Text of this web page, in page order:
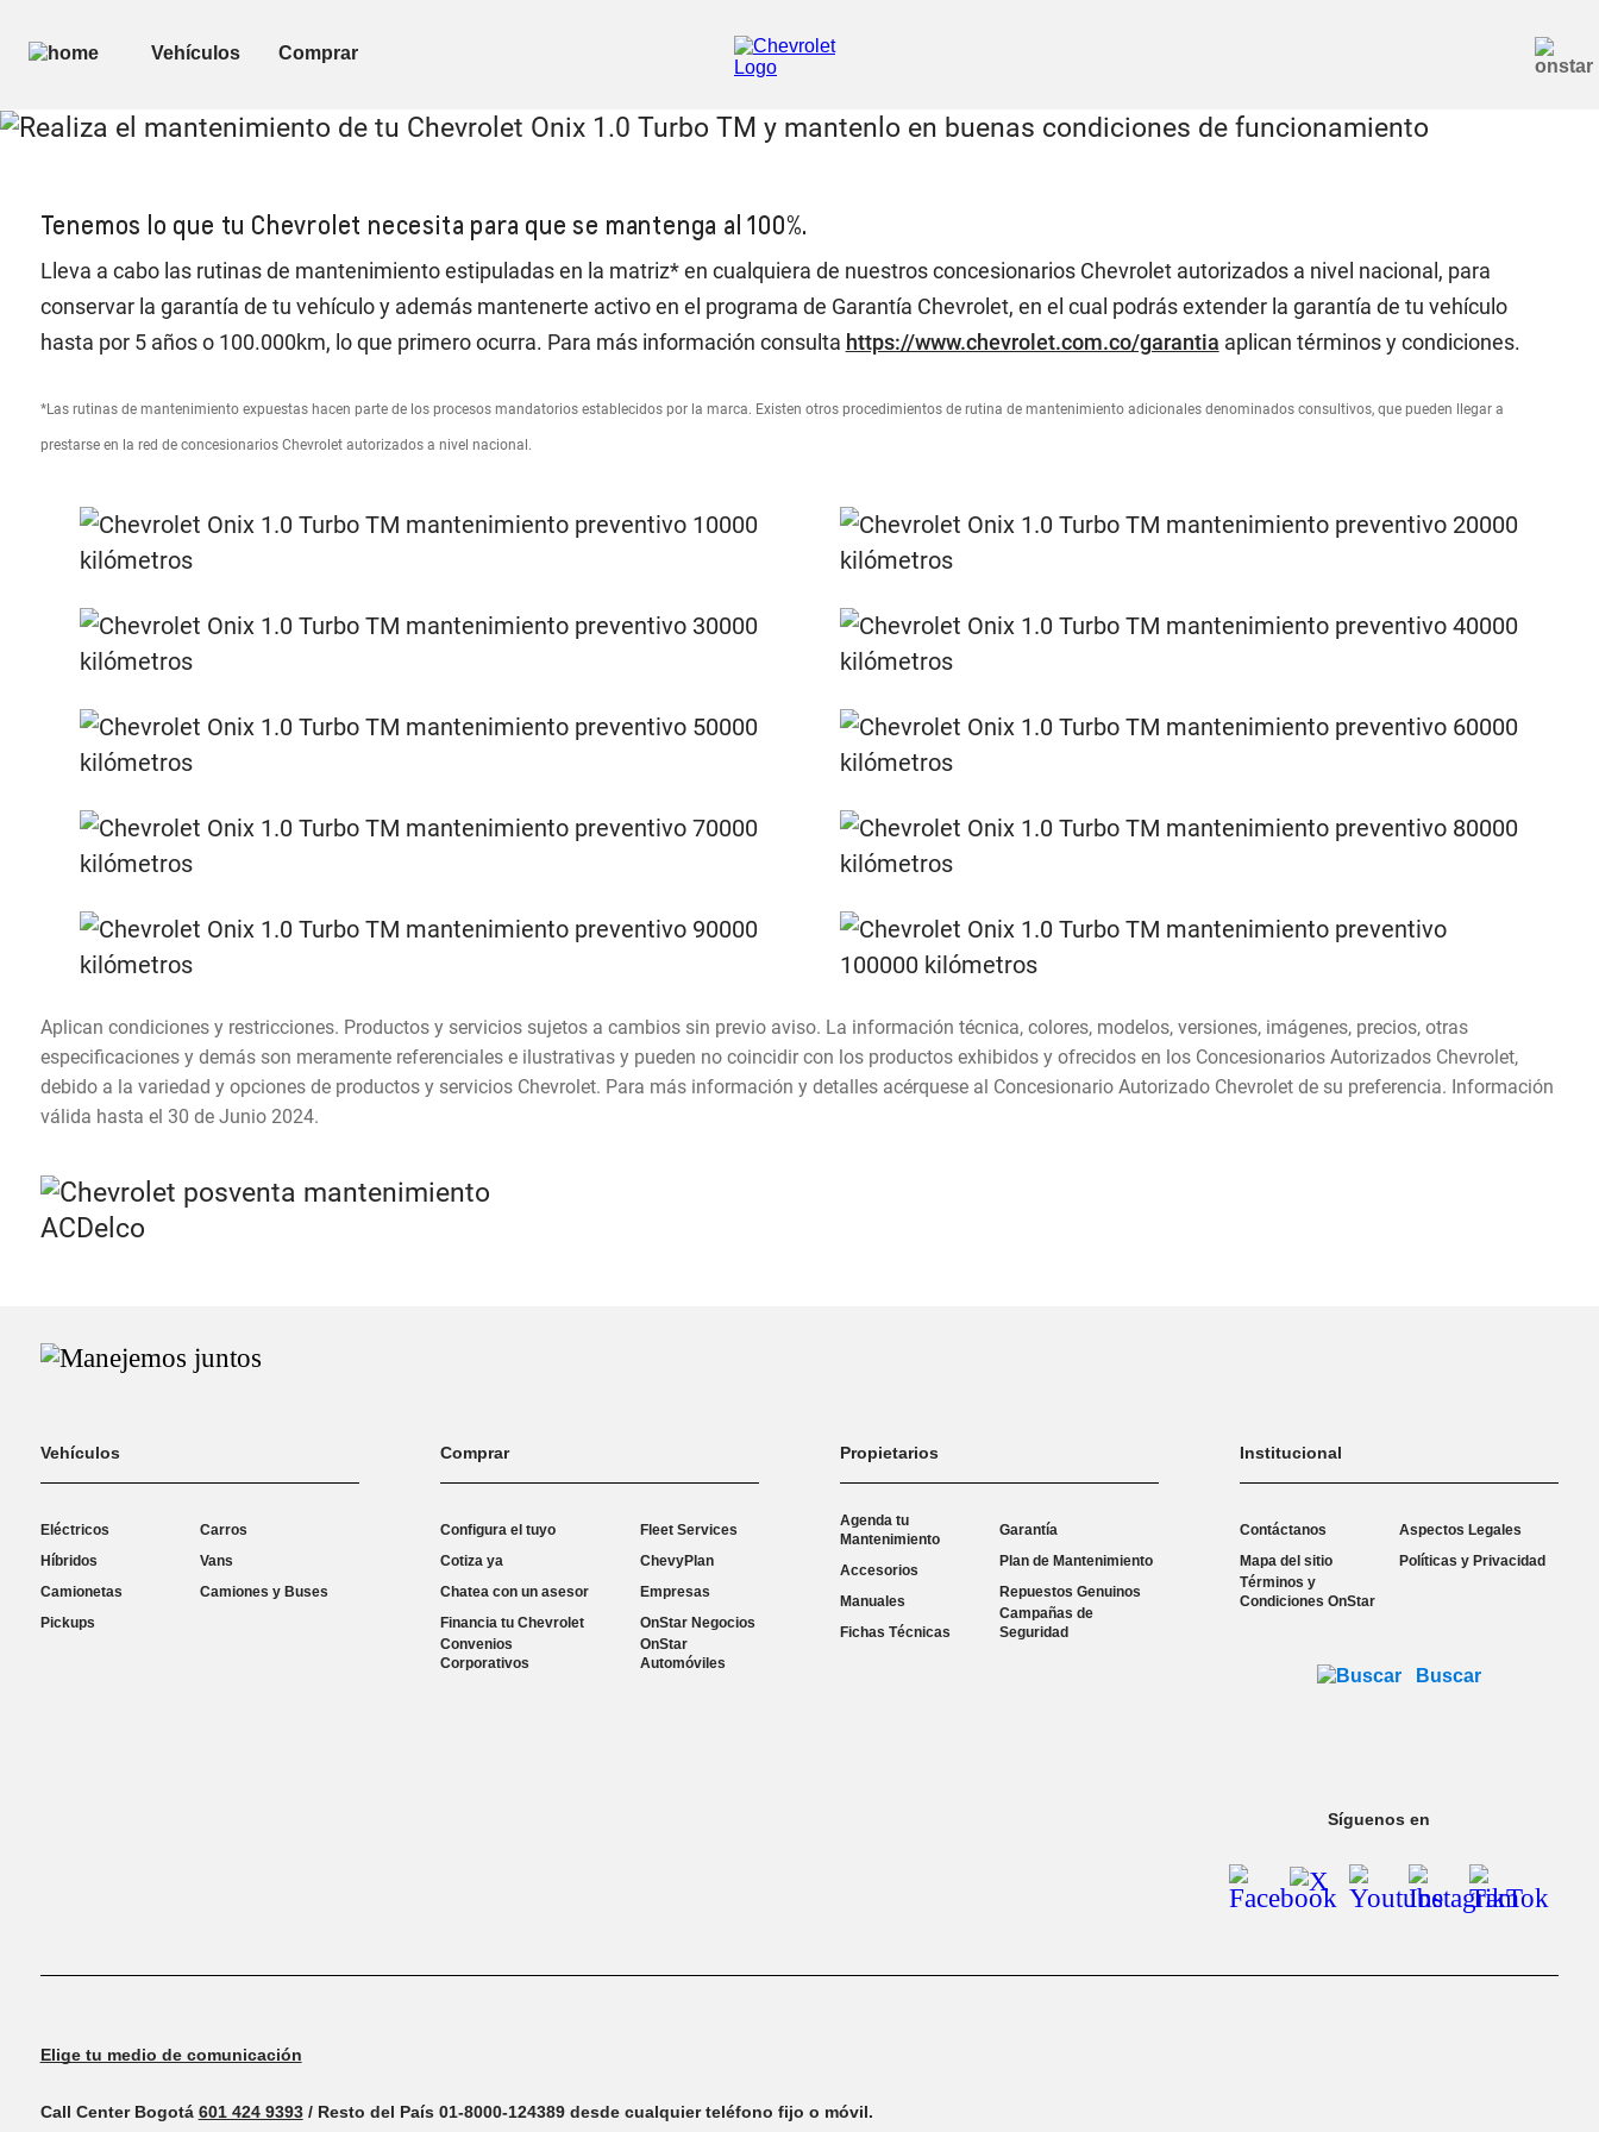
Tenemos lo que tu Chevrolet necesita para que se mantenga al 100%.
Lleva a cabo las rutinas de mantenimiento estipuladas en la matriz* en cualquiera de nuestros concesionarios Chevrolet autorizados a nivel nacional, para
conservar la garantía de tu vehículo y además mantenerte activo en el programa de Garantía Chevrolet, en el cual podrás extender la garantía de tu vehículo
hasta por 5 años o 100.000km, lo que primero ocurra. Para más información consulta https://www.chevrolet.com.co/garantia aplican términos y condiciones.
*Las rutinas de mantenimiento expuestas hacen parte de los procesos mandatorios establecidos por la marca. Existen otros procedimientos de rutina de mantenimiento adicionales denominados consultivos, que pueden llegar a
prestarse en la red de concesionarios Chevrolet autorizados a nivel nacional.
Aplican condiciones y restricciones. Productos y servicios sujetos a cambios sin previo aviso. La información técnica, colores, modelos, versiones, imágenes, precios, otras
especificaciones y demás son meramente referenciales e ilustrativas y pueden no coincidir con los productos exhibidos y ofrecidos en los Concesionarios Autorizados Chevrolet,
debido a la variedad y opciones de productos y servicios Chevrolet. Para más información y detalles acérquese al Concesionario Autorizado Chevrolet de su preferencia. Información
válida hasta el 30 de Junio 2024.